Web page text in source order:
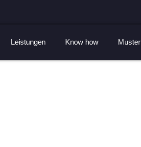
Leistungen Know how Muster